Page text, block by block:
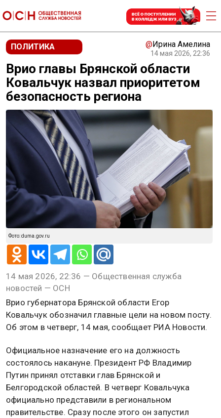
ПОЛИТИКА @Ирина Амелина
14 мая 2026, 22:36
Врио главы Брянской области
Ковальчук назвал приоритетом
безопасность региона
Фото: duma.gov.ru
14 мая 2026, 22:36 — Общественная служба
новостей — ОСН
Врио губернатора Брянской области Егор
Ковальчук обозначил главные цели на новом посту.
Об этом в четверг, 14 мая, сообщает РИА Новости.
Официальное назначение его на должность
состоялось накануне. Президент РФ Владимир
Путин принял отставки глав Брянской и
Белгородской областей. В четверг Ковальчука
официально представили в региональном
правительстве. Сразу после этого он запустил